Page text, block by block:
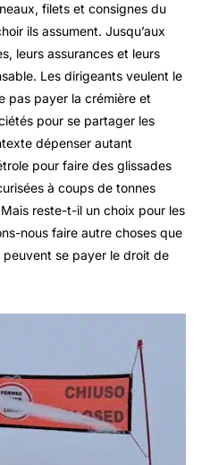
filets et consignes du
ils assument. Jusqu’aux
leurs assurances et leurs
Les dirigeants veulent le
pas payer la crémière et
pour se partager les
dépenser autant
pour faire des glissades
à coups de tonnes
reste-t-il un choix pour les
nous faire autre choses que
se payer le droit de